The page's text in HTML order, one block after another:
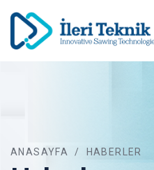
ANASAYFA / HABERLER